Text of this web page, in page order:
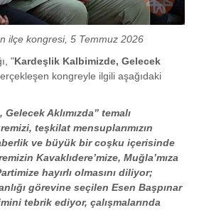
ilçe kongresi, 5 Temmuz 2026
"Kardeşlik Kalbimizde, Gelecek
kongreyle ilgili aşağıdaki
Aklımızda” temalı
teşkilat mensuplarımızın
ve büyük bir coşku içerisinde
Kavaklıdere’mize, Muğla’mıza
hayırlı olmasını diliyor;
görevine seçilen Esen Başpınar
tebrik ediyor, çalışmalarında